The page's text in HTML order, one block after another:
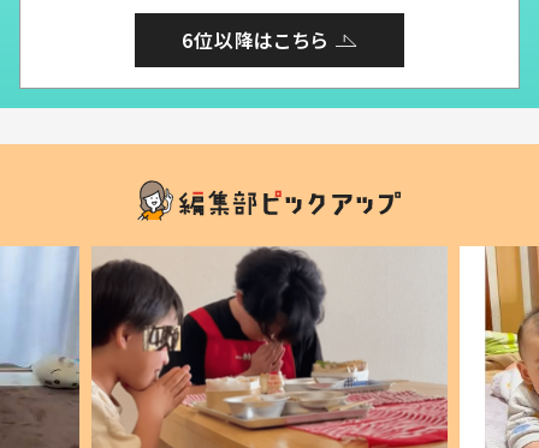
6位以降はこちら